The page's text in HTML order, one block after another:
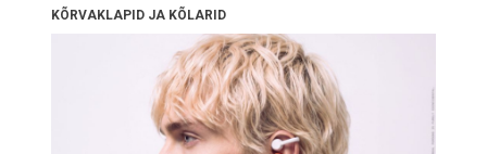
KÕRVAKLAPID JA KÕLARID